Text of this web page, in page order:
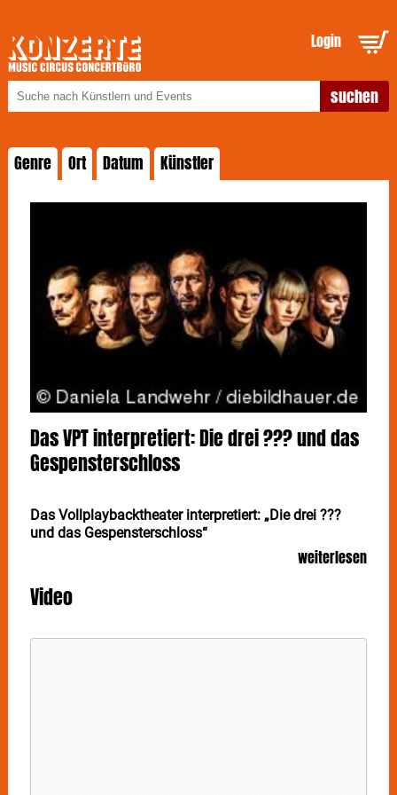
Login
Genre Ort Datum Künstler
Das VPT interpretiert: Die drei ??? und das
Gespensterschloss
Das Vollplaybacktheater interpretiert: „Die drei ???
und das Gespensterschloss“
Sie sind im Besitz der vielleicht tragfähigsten und
Wuppertaler erfinden 1997 das bis heute einmalige
weiterlesen
Video